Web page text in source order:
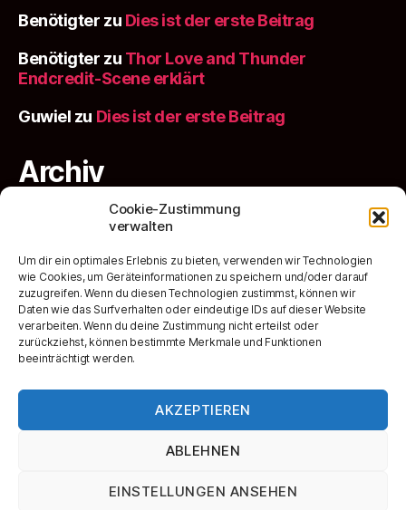
Cookie-Zustimmung
verwalten
Um dir ein optimales Erlebnis zu bieten, verwenden wir Technologien
wie Cookies, um Geräteinformationen zu speichern und/oder darauf
zuzugreifen. Wenn du diesen Technologien zustimmst, können wir
Daten wie das Surfverhalten oder eindeutige IDs auf dieser Website
verarbeiten. Wenn du deine Zustimmung nicht erteilst oder
zurückziehst, können bestimmte Merkmale und Funktionen
beeinträchtigt werden.
AKZEPTIEREN
ABLEHNEN
EINSTELLUNGEN ANSEHEN
Benötigter zu Dies ist der erste Beitrag
Benötigter zu Thor Love and Thunder
Endcredit-Scene erklärt
Guwiel zu Dies ist der erste Beitrag
Archiv
Kategorien
Hallo!
Marvel
Nerd Freunde